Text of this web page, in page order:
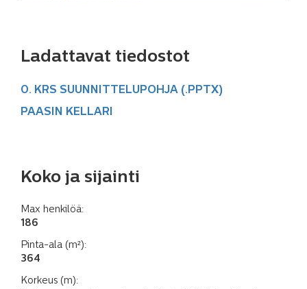
Ladattavat tiedostot
0. KRS SUUNNITTELUPOHJA (.PPTX)
PAASIN KELLARI
Koko ja sijainti
Max henkilöä:
186
Pinta-ala (m²):
364
Korkeus (m):